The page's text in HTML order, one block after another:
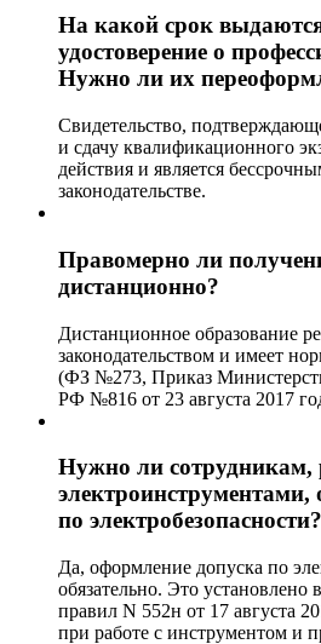
На какой срок выдаются
удостоверение о
Нужно ли их
Свидетельство,
и сдачу квалификационного
действия и является
законодательстве.
Правомерно ли
дистанционно?
Дистанционное образование
законодательством и имеет
(ФЗ №273, Приказ
РФ №816 от 23 августа 2017
Нужно ли
по электробезопасности?
Да, оформление допуска по
обязательно. Это установлено
правил N 552н от 17 августа
при работе с инструментом и